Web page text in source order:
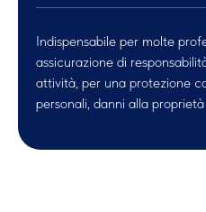
Indispensabile per molte
assicurazione di
attività, per una protezione
personali, danni alla